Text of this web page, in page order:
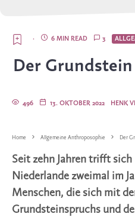
3
6 MIN READ
·
Der
HENK
13. OKTOBER 2022
496
Home Allgemeine Anthroposophie Der
Seit zehn Jahren trifft
Niederlande zweimal im
Menschen, die sich mit
Grundsteinspruchs und